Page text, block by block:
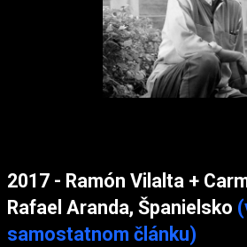
2017 - Ramón Vilalta +
Rafael Aranda, Španielsko
samostatnom článku)